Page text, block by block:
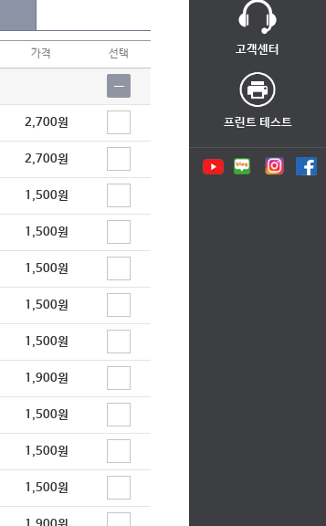
가격 선택
2,700원
2,700원
1,500원
1,500원
1,500원
1,500원
1,500원
1,900원
1,500원
1,500원
1,500원
고객센터
프린트 테스트